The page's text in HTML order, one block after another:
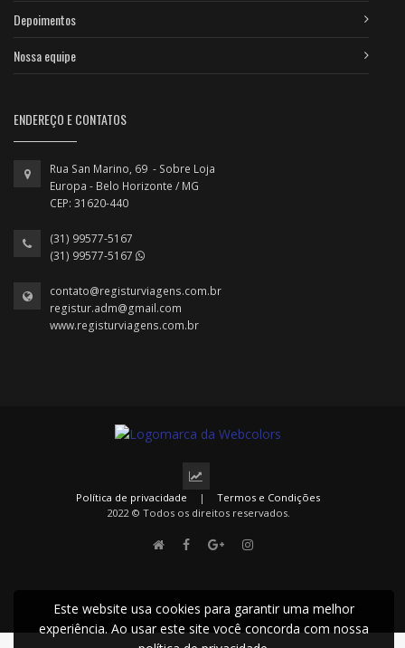
Depoimentos
Nossa equipe
ENDEREÇO E CONTATOS
Rua San Marino, 69 - Sobre Loja
Europa - Belo Horizonte / MG
CEP: 31620-440
(31) 99577-5167
(31) 99577-5167
contato@registurviagens.com.br
registur.adm@gmail.com
www.registurviagens.com.br
Política de privacidade |
Termos e Condições
2022 © Todos os direitos reservados.
Este website usa cookies para garantir uma melhor
experiência. Ao usar este site você concorda com nossa